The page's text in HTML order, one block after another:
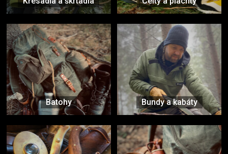
Batohy Bundy a kabáty